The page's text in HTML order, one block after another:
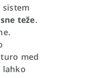
sistem
teže.
med
lahko